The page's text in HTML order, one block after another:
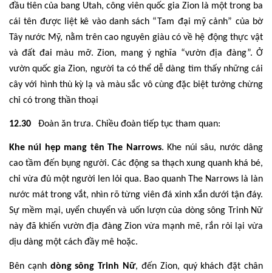
đầu tiên của bang Utah, công viên quốc gia Zion là một trong ba
cái tên được liệt kê vào danh sách “Tam đại mỹ cảnh” của bờ
Tây nước Mỹ, nằm trên cao nguyên giàu có về hệ động thực vật
và đất đai màu mỡ. Zion, mang ý nghĩa “vườn địa đàng”. Ở
vườn quốc gia Zion, người ta có thể dễ dàng tìm thấy những cái
cây với hình thù kỳ lạ và màu sắc vô cùng đặc biệt tưởng chừng
chỉ có trong thần thoại
12.30 Đoàn ăn trưa. Chiều đoàn tiếp tục tham quan:
Khe núi hẹp mang tên The Narrows. Khe núi sâu, nước dâng
cao tầm đến bụng người. Các động sa thạch xung quanh khá bé,
chỉ vừa đủ một người len lỏi qua. Bao quanh The Narrows là làn
nước mát trong vắt, nhìn rõ từng viên đá xinh xắn dưới tận đáy.
Sự mềm mại, uyển chuyển và uốn lượn của dòng sông Trinh Nữ
này đã khiến vườn địa đàng Zion vừa mạnh mẽ, rắn rỏi lại vừa
dịu dàng một cách đầy mê hoặc.
Bên cạnh dòng sông Trinh Nữ, đến Zion, quý khách đặt chân